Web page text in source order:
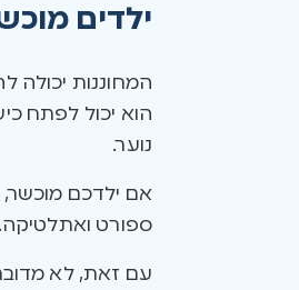
ילדים
המחוננות יכולה
הוא יכול לפתח
נוער.
אם ילדכם מוכשר,
ספורט ואתלטיקה.
עם זאת, לא